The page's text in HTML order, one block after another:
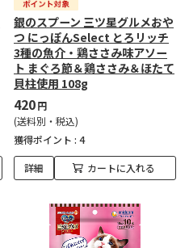
銀のスプーン 三ツ星グルメおや
つ にっぽんSelect とろリッチ
3種の魚介・鶏ささみ味アソー
ト まぐろ節＆鶏ささみ＆ほたて
貝柱使用 108g
420円
(送料別・税込)
獲得ポイント : 4
詳細 カートに入れる